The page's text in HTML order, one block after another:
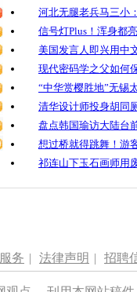
公
奔
河北无腿老兵马三小
信号灯Plus！浑身都亮
美国发言人即兴用中
现代密码学之父如何
“中华赏樱胜地”无锡
清华设计师投身胡同
盘点韩国瑜访大陆台
想过桥就得跳舞！游
祁连山下玉石画师用
务 | 法律声明 | 招聘